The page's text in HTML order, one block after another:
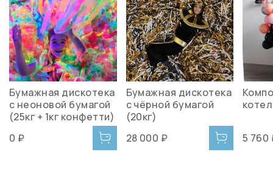
Бумажная дискотека
с неоновой бумагой
(25кг + 1кг конфетти)
0 ₽
Бумажная дискотека
с чёрной бумагой
(20кг)
28 000 ₽
5 760